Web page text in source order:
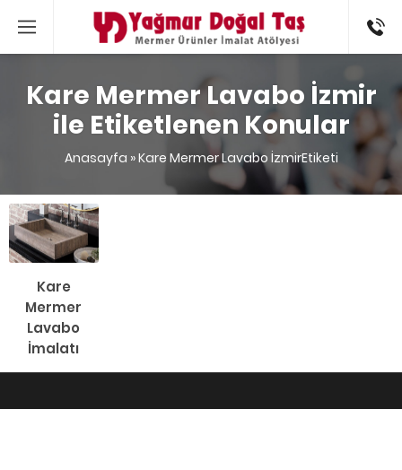
517 21 61
Kare Mermer Lavabo İzmir
ile Etiketlenen Konular
Anasayfa »Kare Mermer Lavabo İzmirEtiketi
Kare
Mermer
Lavabo
İmalatı